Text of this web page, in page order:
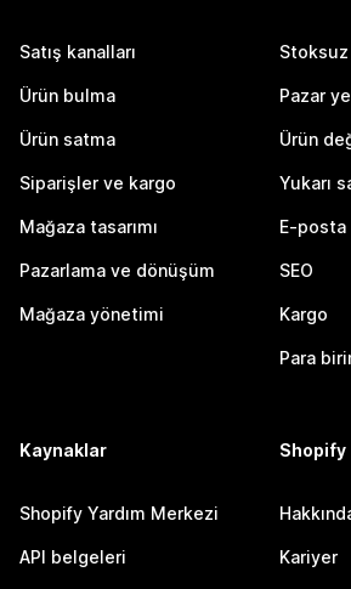
Satış kanalları
Ürün bulma
Ürün satma
Siparişler ve kargo
Mağaza tasarımı
Pazarlama ve dönüşüm
Mağaza yönetimi
Stoksuz
Pazar
Ürün
Yukarı
E-posta
SEO
Kargo
Para
Kaynaklar
Shopify Yardım Merkezi
API belgeleri
Shopify
Kariyer